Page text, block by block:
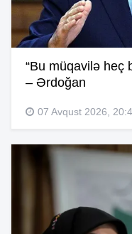
“Bu müqavilə heç
– Ərdoğan
07 Avqust 2026,